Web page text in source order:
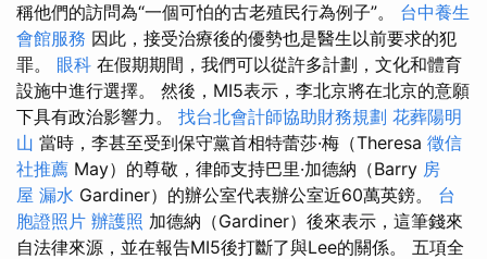
稱他們的訪問為“一個可怕的古老殖民行為例子”。 台中養生
會館服務 因此，接受治療後的優勢也是醫生以前要求的犯
罪。 眼科 在假期期間，我們可以從許多計劃，文化和體育
設施中進行選擇。 然後，MI5表示，李北京將在北京的意願
下具有政治影響力。 找台北會計師協助財務規劃 花葬陽明
山 當時，李甚至受到保守黨首相特蕾莎·梅（Theresa 徵信
社推薦 May）的尊敬，律師支持巴里·加德納（Barry 房
屋 漏水 Gardiner）的辦公室代表辦公室近60萬英鎊。 台
胞證照片 辦護照 加德納（Gardiner）後來表示，這筆錢來
自法律來源，並在報告MI5後打斷了與Lee的關係。 五項全